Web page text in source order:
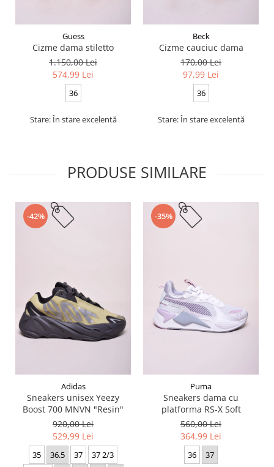
Guess
Cizme dama stiletto
1.150,00 Lei
574,99 Lei
36
Stare: În stare excelentă
Beck
Cizme cauciuc dama
170,00 Lei
97,99 Lei
36
Stare: În stare excelentă
PRODUSE SIMILARE
-42%
Adidas
Sneakers unisex Yeezy
Boost 700 MNVN "Resin"
920,00 Lei
529,99 Lei
35 36.5 37
37 2/3
-35%
Puma
Sneakers dama cu
platforma RS-X Soft
560,00 Lei
364,99 Lei
36 37